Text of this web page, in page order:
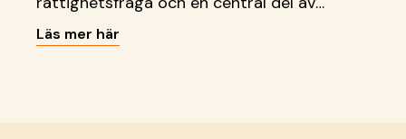
hållbar samhällsutveckling.
Läs mer här